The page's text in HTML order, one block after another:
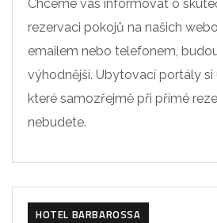
Chceme vás informovat o
rezervaci pokojů na našich
emailem nebo telefonem,
výhodnější. Ubytovací portály si
které samozřejmě při přímé
nebudete.
HOTEL BARBAROSSA